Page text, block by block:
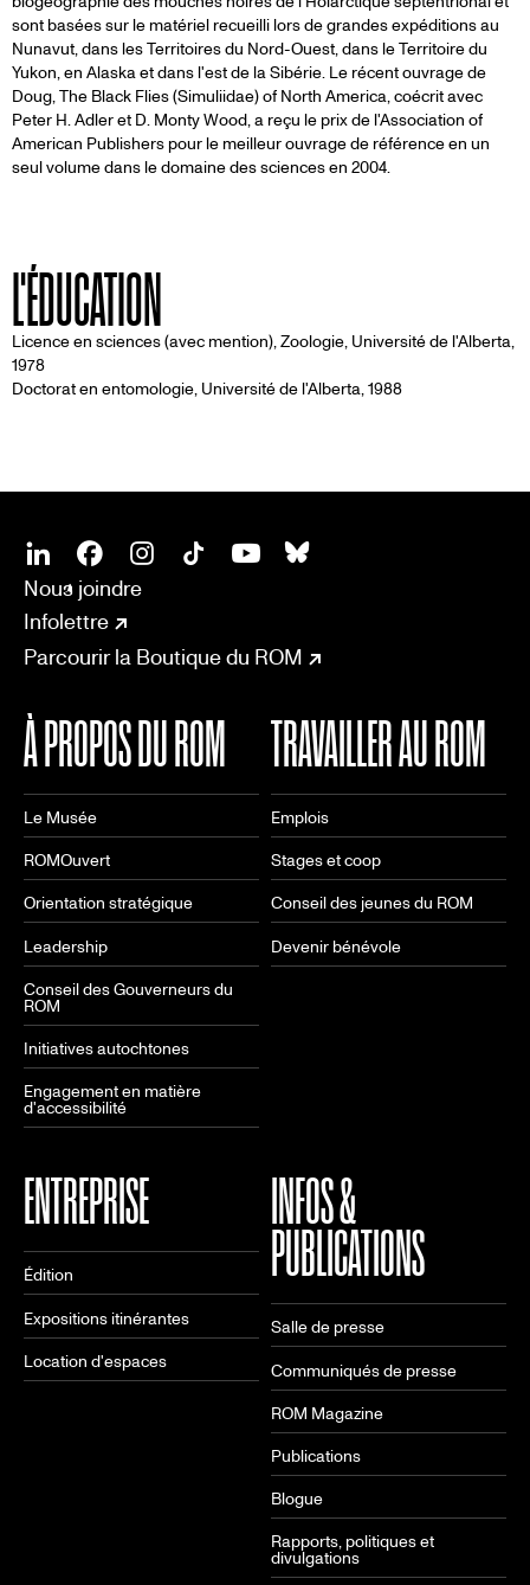
sont basées sur le matériel recueilli lors de grandes expéditions au
Nunavut, dans les Territoires du Nord-Ouest, dans le Territoire du
Yukon, en Alaska et dans l'est de la Sibérie. Le récent ouvrage de
Doug, The Black Flies (Simuliidae) of North America, coécrit avec
Peter H. Adler et D. Monty Wood, a reçu le prix de l'Association of
American Publishers pour le meilleur ouvrage de référence en un
seul volume dans le domaine des sciences en 2004.
L'ÉDUCATION
Licence en sciences (avec mention), Zoologie, Université de l'Alberta,
1978
Doctorat en entomologie, Université de l'Alberta, 1988
SOCIAL
LinkedinFacebookInstagram
CONNECT
Nous joindre
Infolettre
Parcourir la Boutique du ROM
À PROPOS DU ROM
Le Musée
ROMOuvert
Orientation stratégique
Leadership
Conseil des Gouverneurs du
ROM
Initiatives autochtones
Engagement en matière
d'accessibilité
TRAVAILLER AU ROM
Emplois
Stages et coop
Conseil des jeunes du ROM
Devenir bénévole
ENTREPRISE
Édition
Expositions itinérantes
Location d'espaces
INFOS &
PUBLICATIONS
Salle de presse
Communiqués de presse
ROM Magazine
Publications
Blogue
Rapports, politiques et
divulgations